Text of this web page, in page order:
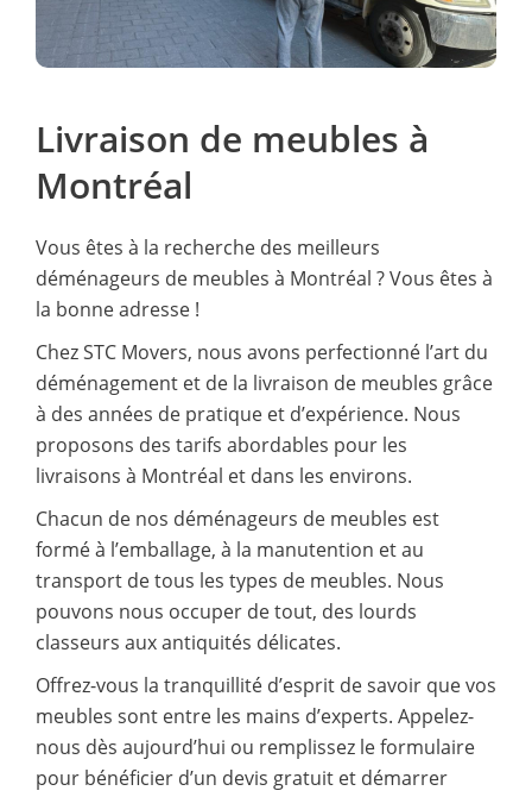
Livraison de meubles à
Montréal
Vous êtes à la recherche des meilleurs
déménageurs de meubles à Montréal ? Vous êtes à
la bonne adresse !
Chez STC Movers, nous avons perfectionné l’art du
déménagement et de la livraison de meubles grâce
à des années de pratique et d’expérience. Nous
proposons des tarifs abordables pour les
livraisons à Montréal et dans les environs.
Chacun de nos déménageurs de meubles est
formé à l’emballage, à la manutention et au
transport de tous les types de meubles. Nous
pouvons nous occuper de tout, des lourds
classeurs aux antiquités délicates.
Offrez-vous la tranquillité d’esprit de savoir que vos
meubles sont entre les mains d’experts. Appelez-
nous dès aujourd’hui ou remplissez le formulaire
pour bénéficier d’un devis gratuit et démarrer